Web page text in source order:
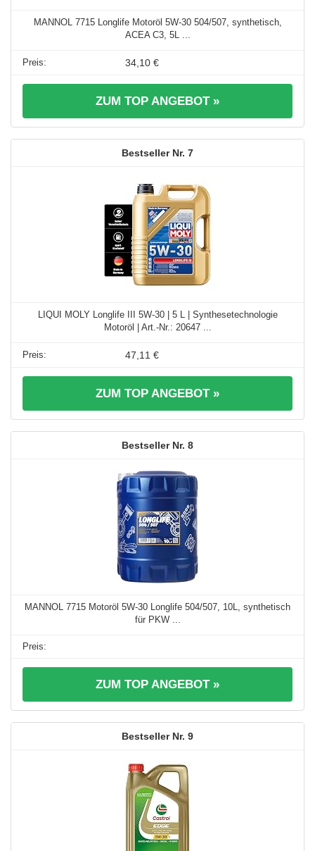
MANNOL 7715 Longlife Motoröl 5W-30 504/507, synthetisch,
ACEA C3, 5L ...
34,10 €
ZUM TOP ANGEBOT »
7
LIQUI MOLY Longlife III 5W-30 | 5 L | Synthesetechnologie
Motoröl | Art.-Nr.: 20647 ...
47,11 €
ZUM TOP ANGEBOT »
8
MANNOL 7715 Motoröl 5W-30 Longlife 504/507, 10L, synthetisch
für PKW ...
ZUM TOP ANGEBOT »
9